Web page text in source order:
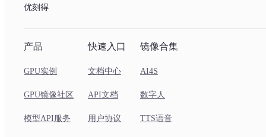
优刻得
产品
GPU实例
GPU镜像社区
模型API服务
快速入口
文档中心
API文档
用户协议
镜像合集
AI4S
数字人
TTS语音